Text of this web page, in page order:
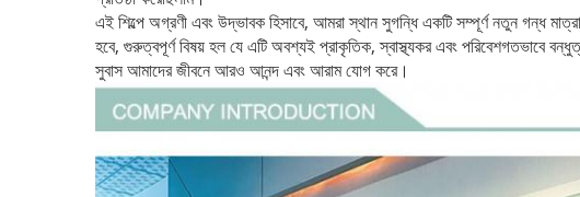
এই শিল্পে অগ্রণী এবং উদ্ভাবক হিসাবে, আমরা স্থান সুগন্ধি একটি সম্পূর্ণ নতুন গন্ধ
হবে, গুরুত্বপূর্ণ বিষয় হল যে এটি অবশ্যই প্রাকৃতিক, স্বাস্থ্যকর এবং পরিবেশগতভাবে
সুবাস আমাদের জীবনে আরও আনন্দ এবং আরাম যোগ করে।